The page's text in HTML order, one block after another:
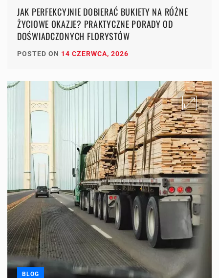
JAK PERFEKCYJNIE DOBIERAĆ BUKIETY NA RÓŻNE
ŻYCIOWE OKAZJE? PRAKTYCZNE PORADY OD
DOŚWIADCZONYCH FLORYSTÓW
POSTED ON 14 CZERWCA, 2026
BLOG